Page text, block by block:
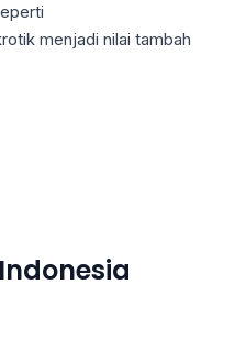
menjadi nilai tambah